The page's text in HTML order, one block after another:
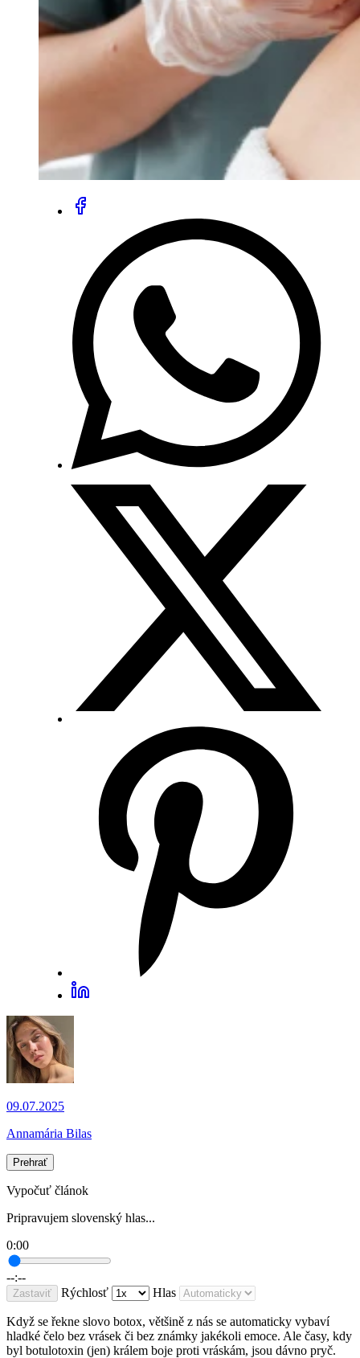
09.07.2025
Annamária Bilas
Prehrať
Vypočuť článok
Pripravujem slovenský hlas...
0:00
--:--
Zastaviť Rýchlosť Hlas
Když se řekne slovo botox, většině z nás se automaticky vybaví
hladké čelo bez vrásek či bez známky jakékoli emoce. Ale časy, kdy
byl botulotoxin (jen) králem boje proti vráskám, jsou dávno pryč.